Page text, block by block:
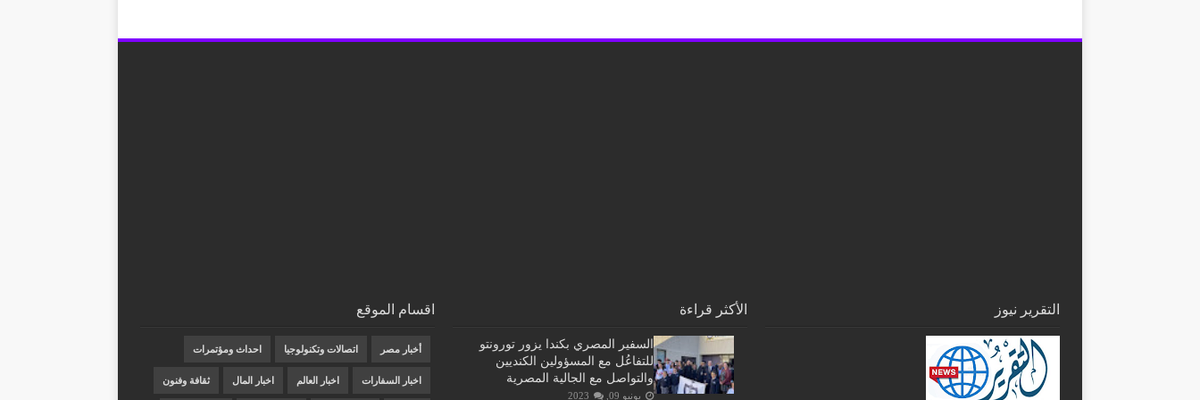
التقرير نيوز الأكثر قراءة
السفير المصري بكندا يزور تورونتو
للتفاعُل مع المسؤولين الكنديين
والتواصل مع الجالية المصرية
يونيو 09, 2023
اقسام الموقع
أخبار مصر اتصالات وتكنولوجيا احداث ومؤتمرات
اخبار السفارات اخبار العالم اخبار المال ثقافة وفنون